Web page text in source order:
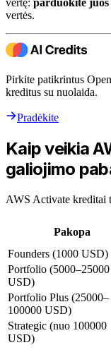
vertės.
Pirkite patikrintus
kreditus su nuolaida.
Pradėkite
Kaip veikia
galiojimo
AWS Activate kreditai
Pakopa
Founders (1000 USD)
Portfolio (5000–25000
USD)
Portfolio Plus (25000–
100000 USD)
Strategic (nuo 100000
USD)